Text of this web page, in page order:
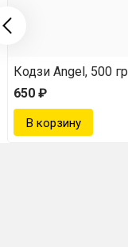
Кодзи Angel, 500 гр
650 ₽